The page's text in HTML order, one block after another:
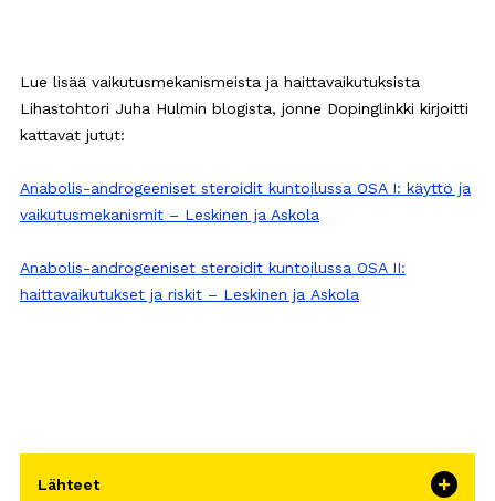
Lue lisää vaikutusmekanismeista ja haittavaikutuksista
Lihastohtori Juha Hulmin blogista, jonne Dopinglinkki kirjoitti
kattavat jutut:
Anabolis-androgeeniset steroidit kuntoilussa OSA I: käyttö ja
vaikutusmekanismit – Leskinen ja Askola
Anabolis-androgeeniset steroidit kuntoilussa OSA II:
haittavaikutukset ja riskit – Leskinen ja Askola
Lähteet